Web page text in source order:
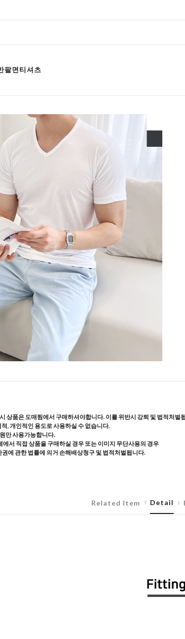
팔면티셔츠
상품은 도매찜에서 구매하셔야합니다. 이를 위반시 강퇴 및 법적처벌
, 개인적인 용도로 사용하실 수 없습니다.
만 사용가능합니다.
서 직접 상품을 구매하실 경우 또는 이미지 무단사용의 경우
에 관한 법률에 의거 손해배상청구 및 법적처벌됩니다.
Related Item Detail